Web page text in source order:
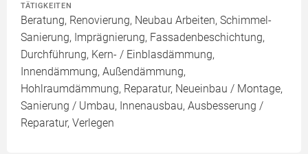
TÄTIGKEITEN
Beratung, Renovierung, Neubau Arbeiten, Schimmel-
Sanierung, Imprägnierung, Fassadenbeschichtung,
Durchführung, Kern- / Einblasdämmung,
Innendämmung, Außendämmung,
Hohlraumdämmung, Reparatur, Neueinbau / Montage,
Sanierung / Umbau, Innenausbau, Ausbesserung /
Reparatur, Verlegen